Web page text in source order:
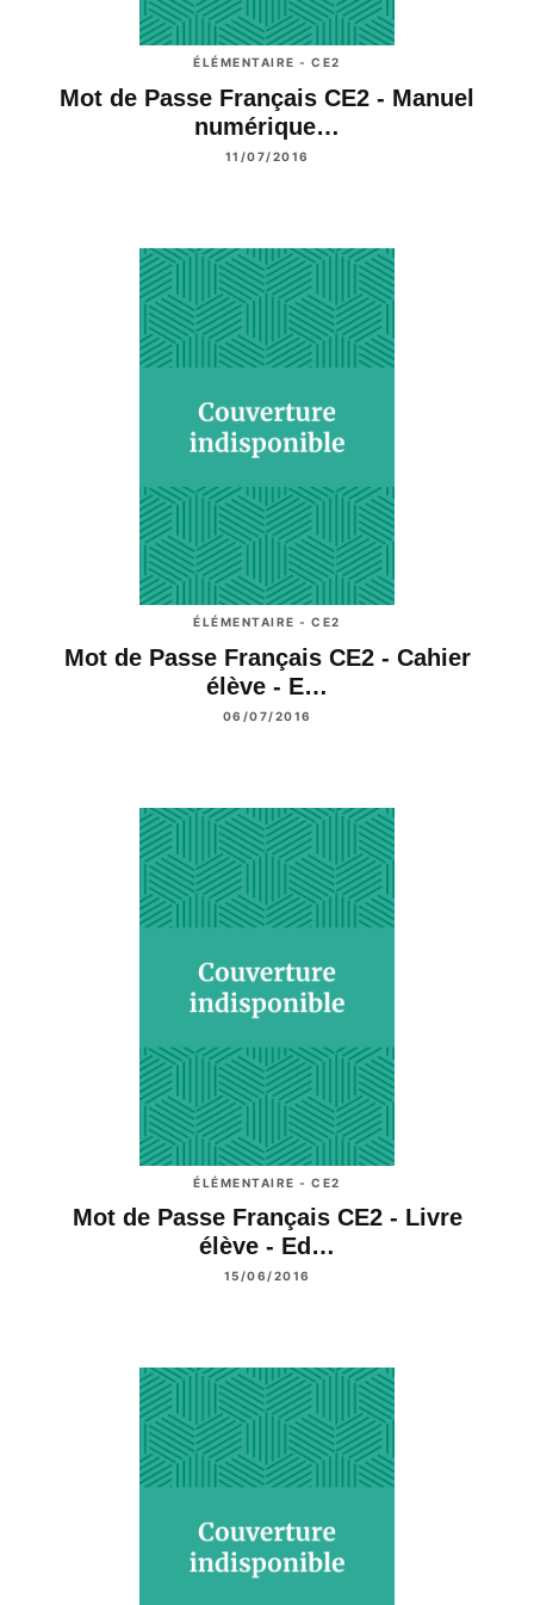
ÉLÉMENTAIRE - CE2
Mot de Passe Français CE2 - Manuel
numérique…
11/07/2016
ÉLÉMENTAIRE - CE2
Mot de Passe Français CE2 - Cahier
élève - E…
06/07/2016
ÉLÉMENTAIRE - CE2
Mot de Passe Français CE2 - Livre
élève - Ed…
15/06/2016